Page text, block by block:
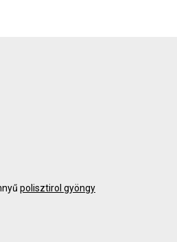
polisztirol gyöngy